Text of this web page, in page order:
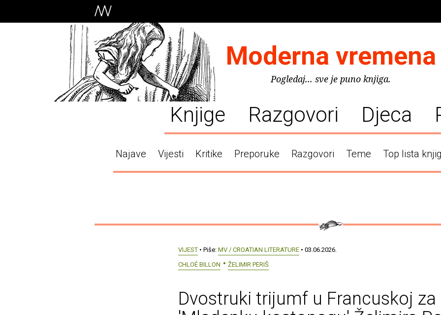
Moderna vremena
Pogledaj... sve je puno knjiga.
Knjige Razgovori Djeca
Najave Vijesti Kritike Preporuke Razgovori Teme Top lista
VIJEST • Piše: MV / CROATIAN LITERATURE • 03.06.2026.
CHLOÉ BILLON
ŽELIMIR PERIŠ
Dvostruki trijumf u Francuskoj za